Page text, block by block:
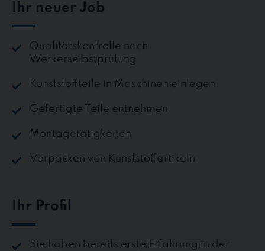
Ihr neuer Job
Qualitätskontrolle nach
Werkerselbstprüfung
Kunststoffteile in Maschinen einlegen
Gefertigte Teile entnehmen
Montagetätigkeiten
Verpacken von Kunststoffartikeln
Ihr Profil
Sie haben bereits erste Erfahrung in der